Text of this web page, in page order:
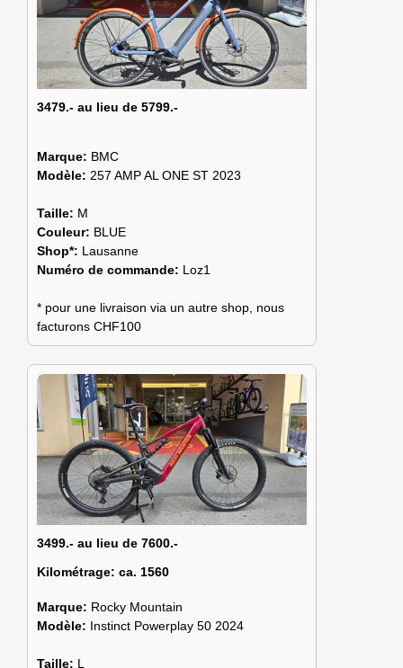
3479.- au lieu de 5799.-
Marque: BMC
Modèle: 257 AMP AL ONE ST 2023
Taille: M
Couleur: BLUE
Shop*: Lausanne
Numéro de commande: Loz1
* pour une livraison via un autre shop, nous
facturons CHF100
3499.- au lieu de 7600.-
Kilométrage: ca. 1560
Marque: Rocky Mountain
Modèle: Instinct Powerplay 50 2024
Taille: L